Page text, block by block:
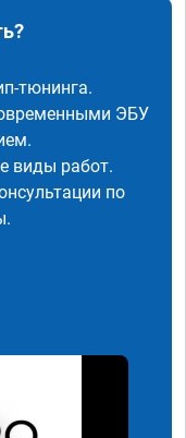
тюнинга.
ЭБУ
виды работ.
по